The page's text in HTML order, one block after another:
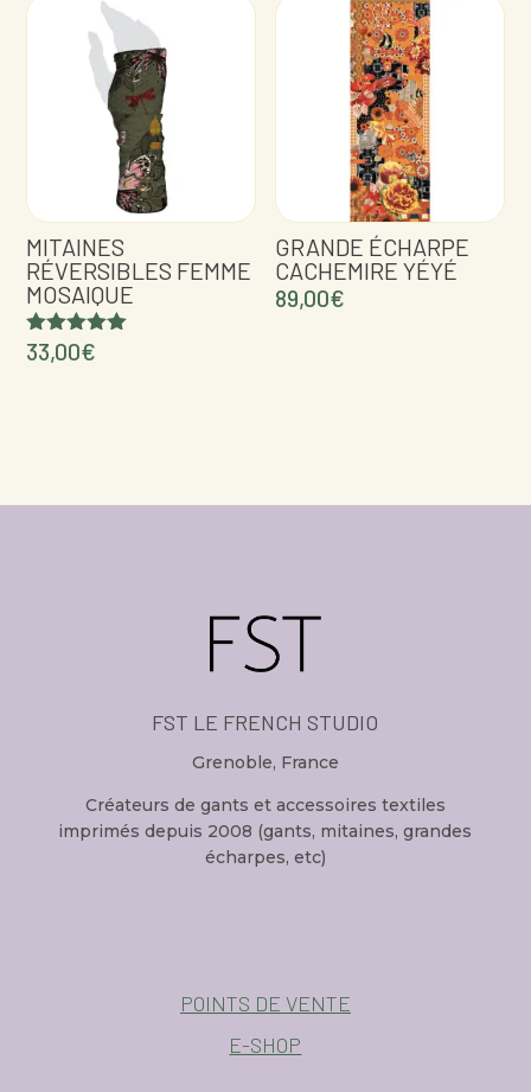
était :
89,00€.
45,00€.39,00€.
MITAINES
RÉVERSIBLES FEMME
MOSAIQUE
Note
5.00
33,00€
GRANDE ÉCHARPE
CACHEMIRE YÉYÉ
89,00€
FST LE FRENCH STUDIO
Grenoble, France
Créateurs de gants et accessoires textiles
imprimés depuis 2008 (gants, mitaines, grandes
écharpes, etc)
POINTS DE VENTE
E-SHOP